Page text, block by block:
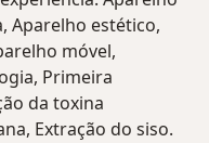
Aparelho estético,
móvel,
Primeira
da toxina
Extração do siso.